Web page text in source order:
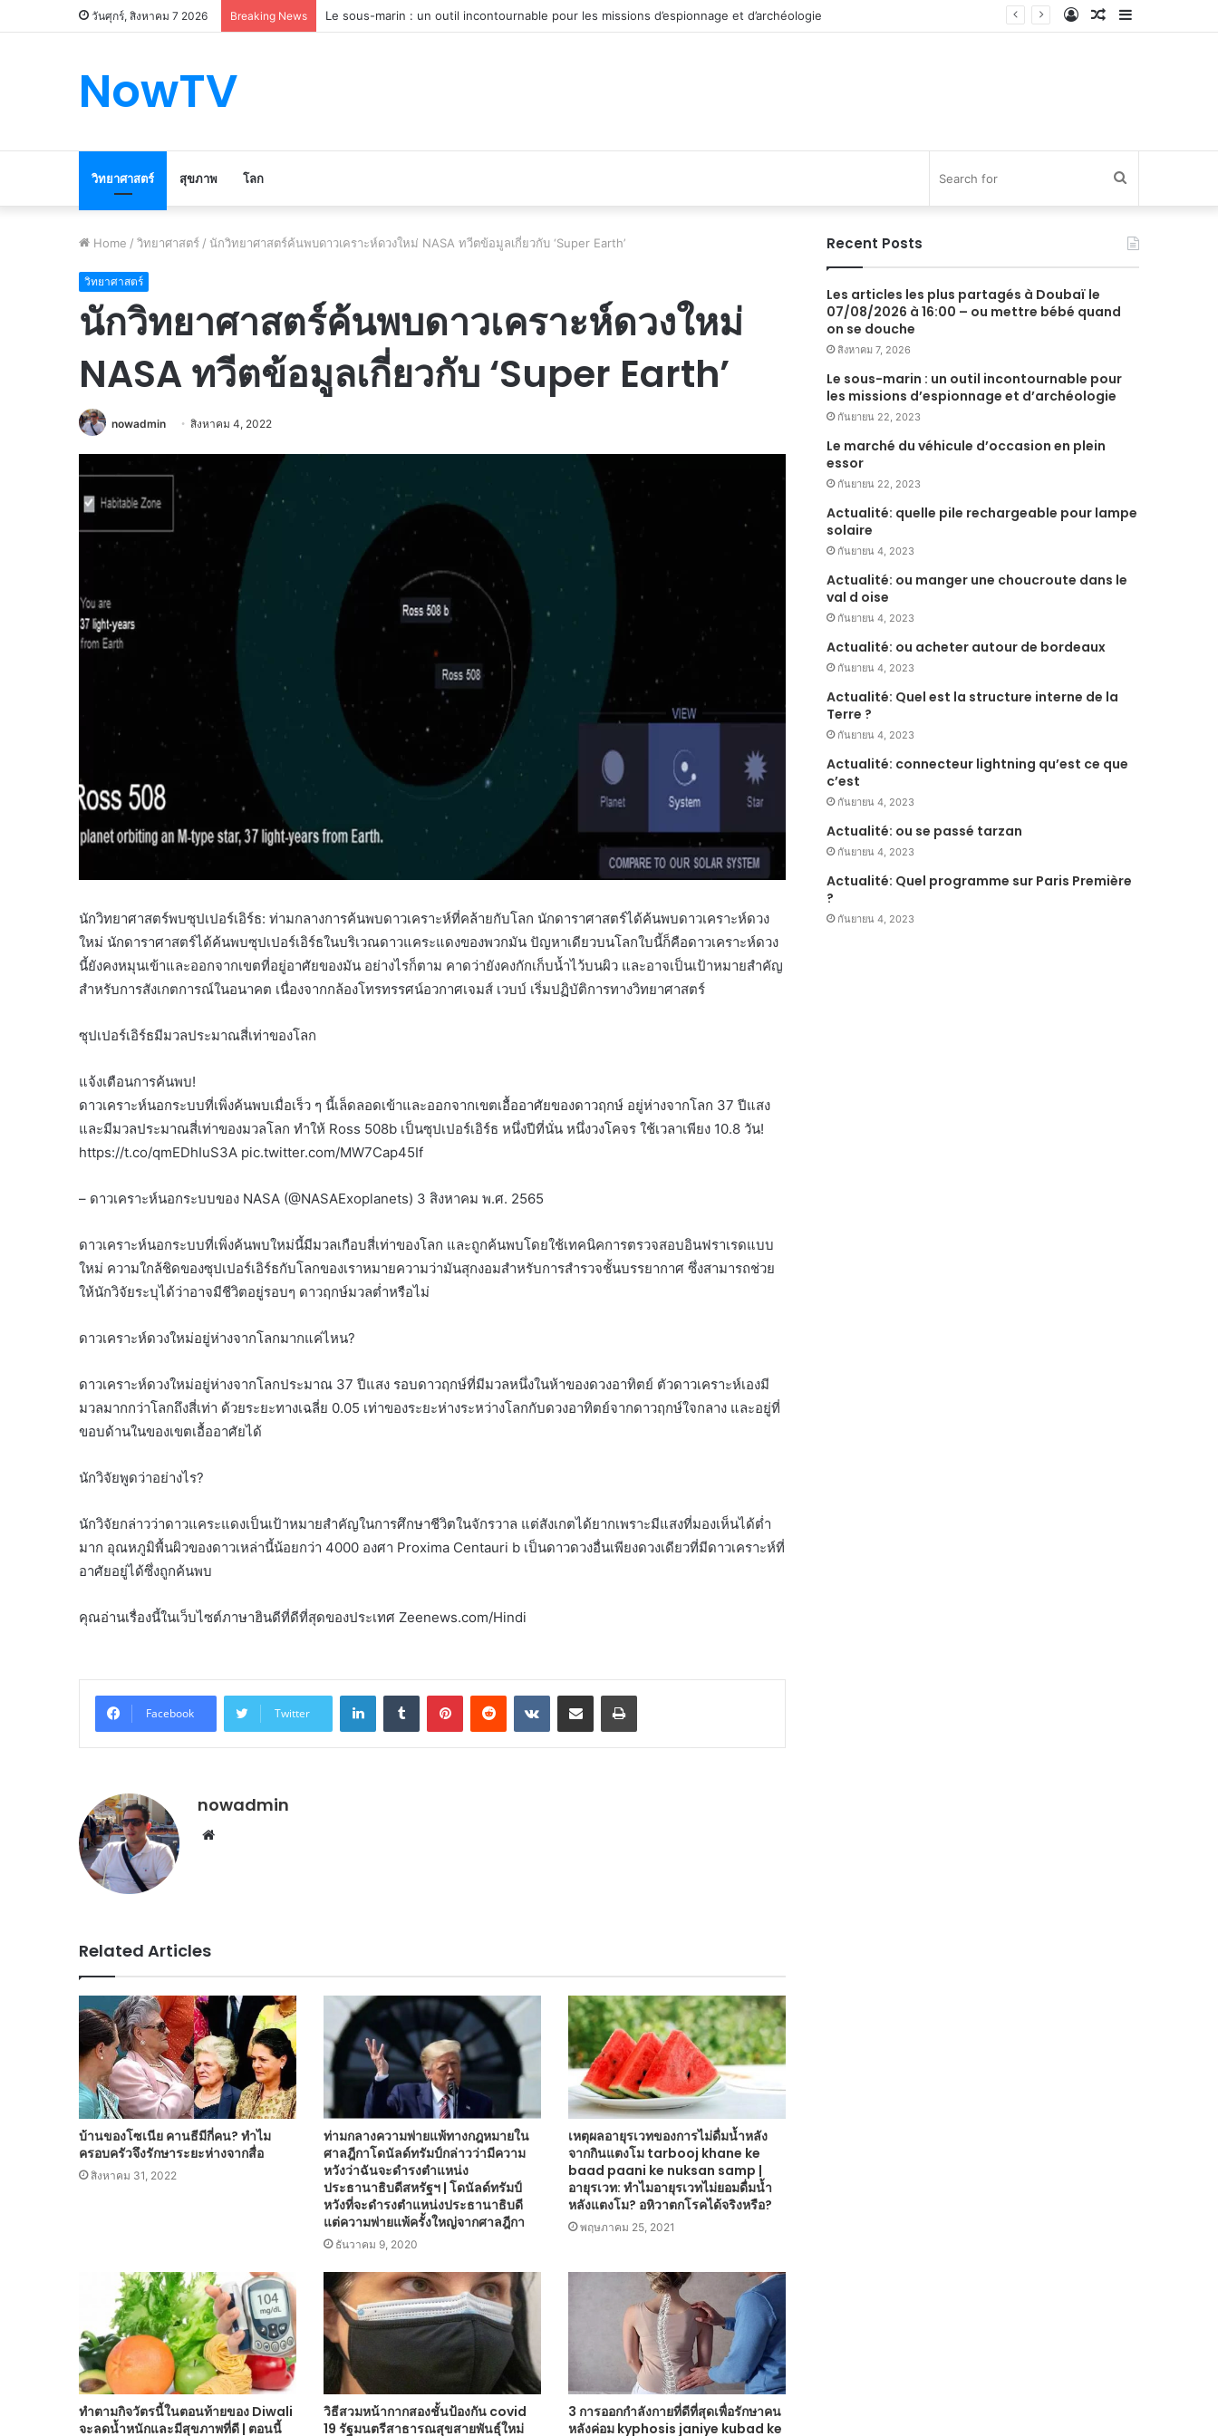
วันศุกร์, สิงหาคม 7 2026 Breaking News Le marché du véhicule d’occasion en plein essor Sidebar
Random
Log
NowTV
วิทยาศาสตร์ สุขภาพ โลก
Home / วิทยาศาสตร์ / นักวิทยาศาสตร์ค้นพบดาวเคราะห์ดวงใหม่ NASA ทวีตข้อมูลเกี่ยวกับ ‘Super Earth’
วิทยาศาสตร์
นักวิทยาศาสตร์ค้นพบดาวเคราะห์ดวงใหม่
NASA ทวีตข้อมูลเกี่ยวกับ ‘Super Earth’
nowadmin สิงหาคม 4, 2022
นักวิทยาศาสตร์พบซุปเปอร์เอิร์ธ: ท่ามกลางการค้นพบดาวเคราะห์ที่คล้ายกับโลก นักดาราศาสตร์ได้ค้นพบดาวเคราะห์ดวง
ใหม่ นักดาราศาสตร์ได้ค้นพบซุปเปอร์เอิร์ธในบริเวณดาวแคระแดงของพวกมัน ปัญหาเดียวบนโลกใบนี้ก็คือดาวเคราะห์ดวง
นี้ยังคงหมุนเข้าและออกจากเขตที่อยู่อาศัยของมัน อย่างไรก็ตาม คาดว่ายังคงกักเก็บน้ำไว้บนผิว และอาจเป็นเป้าหมายสำคัญ
สำหรับการสังเกตการณ์ในอนาคต เนื่องจากกล้องโทรทรรศน์อวกาศเจมส์ เวบบ์ เริ่มปฏิบัติการทางวิทยาศาสตร์
ซุปเปอร์เอิร์ธมีมวลประมาณสี่เท่าของโลก
แจ้งเตือนการค้นพบ!
ดาวเคราะห์นอกระบบที่เพิ่งค้นพบเมื่อเร็ว ๆ นี้เล็ดลอดเข้าและออกจากเขตเอื้ออาศัยของดาวฤกษ์ อยู่ห่างจากโลก 37 ปีแสง
และมีมวลประมาณสี่เท่าของมวลโลก ทำให้ Ross 508b เป็นซุปเปอร์เอิร์ธ หนึ่งปีที่นั่น หนึ่งวงโคจร ใช้เวลาเพียง 10.8 วัน!
https://t.co/qmEDhIuS3A pic.twitter.com/MW7Cap45If
– ดาวเคราะห์นอกระบบของ NASA (@NASAExoplanets) 3 สิงหาคม พ.ศ. 2565
ดาวเคราะห์นอกระบบที่เพิ่งค้นพบใหม่นี้มีมวลเกือบสี่เท่าของโลก และถูกค้นพบโดยใช้เทคนิคการตรวจสอบอินฟราเรดแบบ
ใหม่ ความใกล้ชิดของซุปเปอร์เอิร์ธกับโลกของเราหมายความว่ามันสุกงอมสำหรับการสำรวจชั้นบรรยากาศ ซึ่งสามารถช่วย
ให้นักวิจัยระบุได้ว่าอาจมีชีวิตอยู่รอบๆ ดาวฤกษ์มวลต่ำหรือไม่
ดาวเคราะห์ดวงใหม่อยู่ห่างจากโลกมากแค่ไหน?
ดาวเคราะห์ดวงใหม่อยู่ห่างจากโลกประมาณ 37 ปีแสง รอบดาวฤกษ์ที่มีมวลหนึ่งในห้าของดวงอาทิตย์ ตัวดาวเคราะห์เองมี
มวลมากกว่าโลกถึงสี่เท่า ด้วยระยะทางเฉลี่ย 0.05 เท่าของระยะห่างระหว่างโลกกับดวงอาทิตย์จากดาวฤกษ์ใจกลาง และอยู่ที่
ขอบด้านในของเขตเอื้ออาศัยได้
นักวิจัยพูดว่าอย่างไร?
นักวิจัยกล่าวว่าดาวแคระแดงเป็นเป้าหมายสำคัญในการศึกษาชีวิตในจักรวาล แต่สังเกตได้ยากเพราะมีแสงที่มองเห็นได้ต่ำ
มาก อุณหภูมิพื้นผิวของดาวเหล่านี้น้อยกว่า 4000 องศา Proxima Centauri b เป็นดาวดวงอื่นเพียงดวงเดียวที่มีดาวเคราะห์ที่
อาศัยอยู่ได้ซึ่งถูกค้นพบ
คุณอ่านเรื่องนี้ในเว็บไซต์ภาษาฮินดีที่ดีที่สุดของประเทศ Zeenews.com/Hindi
Facebook Twitter
LinkedInTumblr PinterestReddit VKontakteShare via Email Print
nowadmin
Website
Related Articles
บ้านของโซเนีย คานธีมีกี่คน? ทำไม
ครอบครัวจึงรักษาระยะห่างจากสื่อ
สิงหาคม 31, 2022
ท่ามกลางความพ่ายแพ้ทางกฎหมายใน
ศาลฎีกาโดนัลด์ทรัมป์กล่าวว่ามีความ
หวังว่าฉันจะดำรงตำแหน่ง
ประธานาธิบดีสหรัฐฯ | โดนัลด์ทรัมป์
หวังที่จะดำรงตำแหน่งประธานาธิบดี
แต่ความพ่ายแพ้ครั้งใหญ่จากศาลฎีกา
ธันวาคม 9, 2020
เหตุผลอายุรเวทของการไม่ดื่มน้ำหลัง
จากกินแตงโม tarbooj khane ke
baad paani ke nuksan samp |
อายุรเวท: ทำไมอายุรเวทไม่ยอมดื่มน้ำ
หลังแตงโม? อหิวาตกโรคได้จริงหรือ?
พฤษภาคม 25, 2021
ทำตามกิจวัตรนี้ในตอนท้ายของ Diwali
จะลดน้ำหนักและมีสุขภาพที่ดี | ตอนนี้
วิธีสวมหน้ากากสองชั้นป้องกัน covid
19 รัฐมนตรีสาธารณสุขสายพันธุ์ใหม่
3 การออกกำลังกายที่ดีที่สุดเพื่อรักษาคน
หลังค่อม kyphosis janiye kubad ke
Recent Posts
Les articles les plus partagés à Doubaï le
07/08/2026 à 16:00 – ou mettre bébé quand
on se douche
สิงหาคม 7, 2026
Le sous-marin : un outil incontournable pour
les missions d’espionnage et d’archéologie
กันยายน 22, 2023
Le marché du véhicule d’occasion en plein
essor
กันยายน 22, 2023
Actualité: quelle pile rechargeable pour lampe
solaire
กันยายน 4, 2023
Actualité: ou manger une choucroute dans le
val d oise
กันยายน 4, 2023
Actualité: ou acheter autour de bordeaux
กันยายน 4, 2023
Actualité: Quel est la structure interne de la
Terre ?
กันยายน 4, 2023
Actualité: connecteur lightning qu’est ce que
c’est
กันยายน 4, 2023
Actualité: ou se passé tarzan
กันยายน 4, 2023
Actualité: Quel programme sur Paris Première
?
กันยายน 4, 2023